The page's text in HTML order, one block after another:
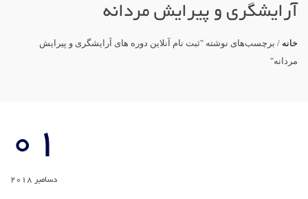
آرایشگری و پیرایش مردانه
خانه / برچسب‌های نوشته "ثبت نام آنلاین دوره های آرایشگری و پیرایش
مردانه"
01
دسامبر 2018